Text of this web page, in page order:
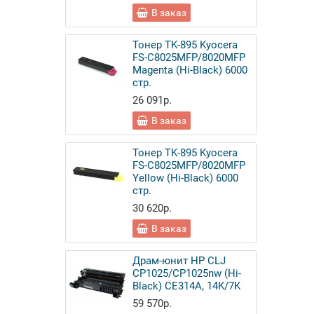
В заказ
Тонер TK-895 Kyocera
FS-C8025MFP/8020MFP
Magenta (Hi-Black) 6000
стр.
26 091р.
В заказ
Тонер TK-895 Kyocera
FS-C8025MFP/8020MFP
Yellow (Hi-Black) 6000
стр.
30 620р.
В заказ
Драм-юнит HP CLJ
CP1025/CP1025nw (Hi-
Black) CE314A, 14K/7K
59 570р.